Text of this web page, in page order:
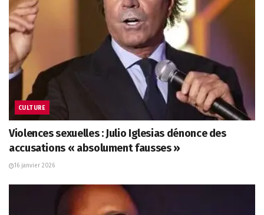
CULTURE
Violences sexuelles : Julio Iglesias dénonce des
accusations « absolument fausses »
16 janvier 2026